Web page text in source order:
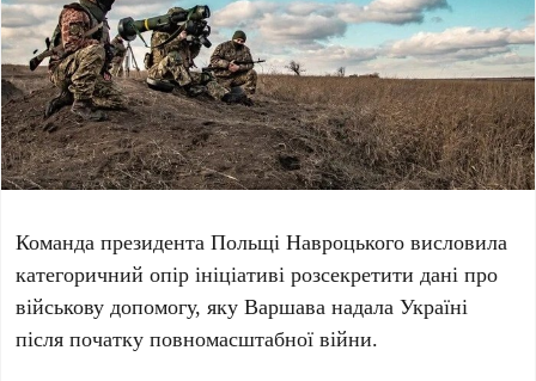
Командапрезидента Польщі Навроцького висловила
категоричний опір ініціативі розсекретити дані про
військову допомогу, яку Варшава надала Україні
після початку повномасштабної війни.